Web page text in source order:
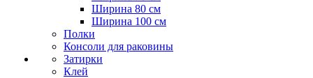
Ширина 80 см
Ширина 100 см
Полки
Консоли для раковины
Затирки
Клей